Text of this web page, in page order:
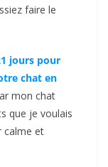
faire le
jours pour
chat en
mon chat
que je voulais
calme et